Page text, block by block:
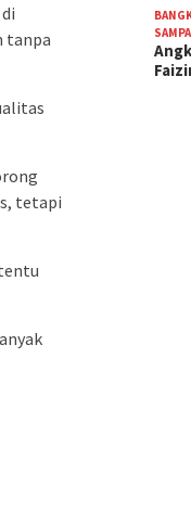
tanpa
tetapi